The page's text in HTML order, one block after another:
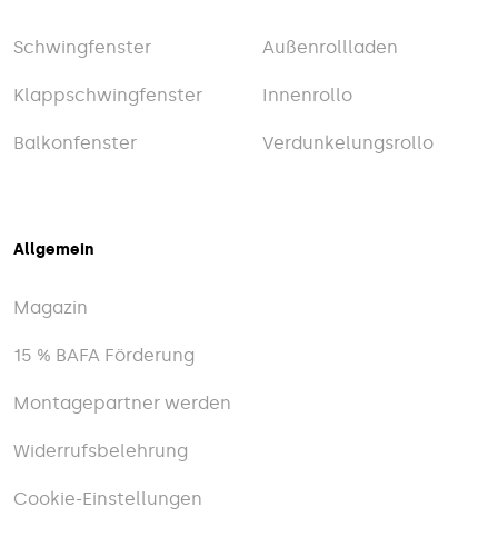
Schwingfenster
Klappschwingfenster
Balkonfenster
Außenrollladen
Innenrollo
Verdunkelungsrollo
Allgemein
Magazin
15 % BAFA Förderung
Montagepartner werden
Widerrufsbelehrung
Cookie-Einstellungen